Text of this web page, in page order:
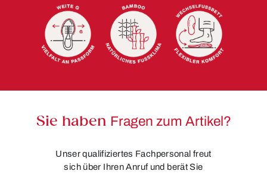
Sie haben Fragen zum Artikel?
Unser qualifiziertes Fachpersonal freut
sich über Ihren Anruf und berät Sie